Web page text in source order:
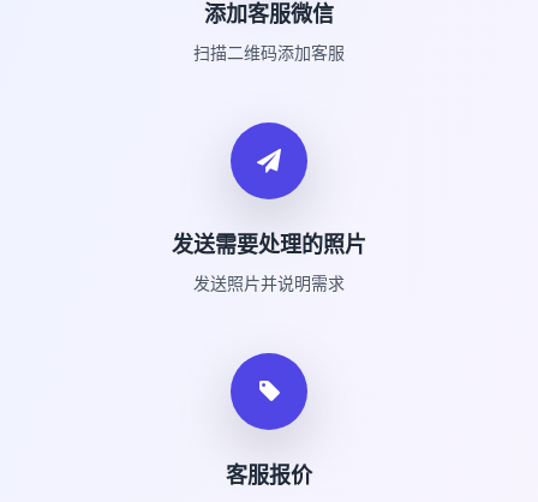
添加客服微信
扫描二维码添加客服
发送需要处理的照片
发送照片并说明需求
客服报价